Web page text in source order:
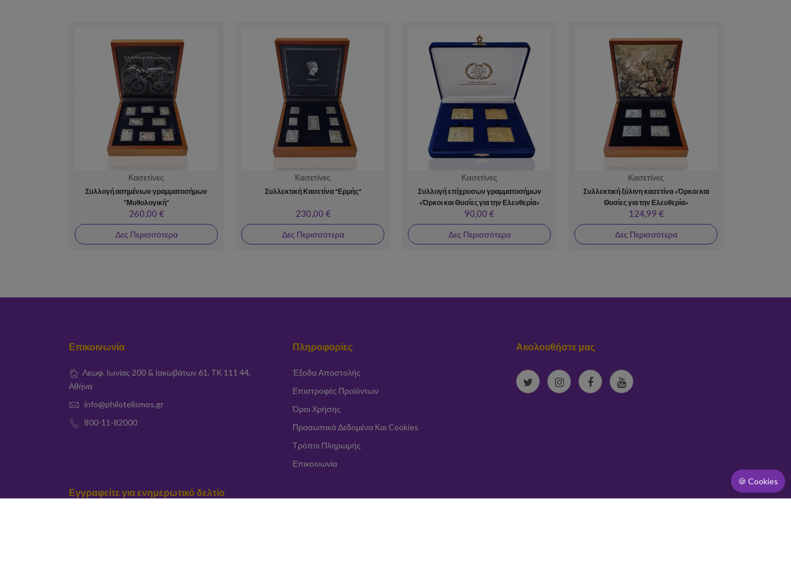
Κασετίνες
Συλλογή ασημένιων γραμματοσήμων
“Μυθολογική”
260,00 €
Δες Περισσότερα
Κασετίνες
Συλλεκτική Κασετίνα "Ερμής"
230,00 €
Δες Περισσότερα
Κασετίνες
Συλλογή επίχρυσων γραμματοσήμων
«Όρκοι και Θυσίες για την Ελευθερία»
90,00 €
Δες Περισσότερα
Κασετίνες
Συλλεκτική ξύλινη κασετίνα «Όρκοι και
Θυσίες για την Ελευθερία»
124,99 €
Δες Περισσότερα
Επικοινωνία
Λεωφ. Ιωνίας 200 & Ιακωβάτων 61, ΤΚ 111 44,
Αθήνα
info@philotelismos.gr
800-11-82000
Πληροφορίες
Έξοδα Αποστολής
Επιστροφές Προϊόντων
Όροι Χρήσης
Προσωπικά Δεδομένα Και Cookies
Τρόποι Πληρωμής
Επικοινωνία
Ακολουθήστε μας
Εγγραφείτε για ενημερωτικό δελτίο
🍪 Cookies